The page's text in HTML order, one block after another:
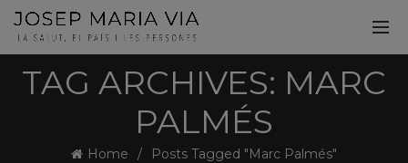
TAG ARCHIVES: MARC
PALMÉS
Home Posts Tagged "Marc Palmés"